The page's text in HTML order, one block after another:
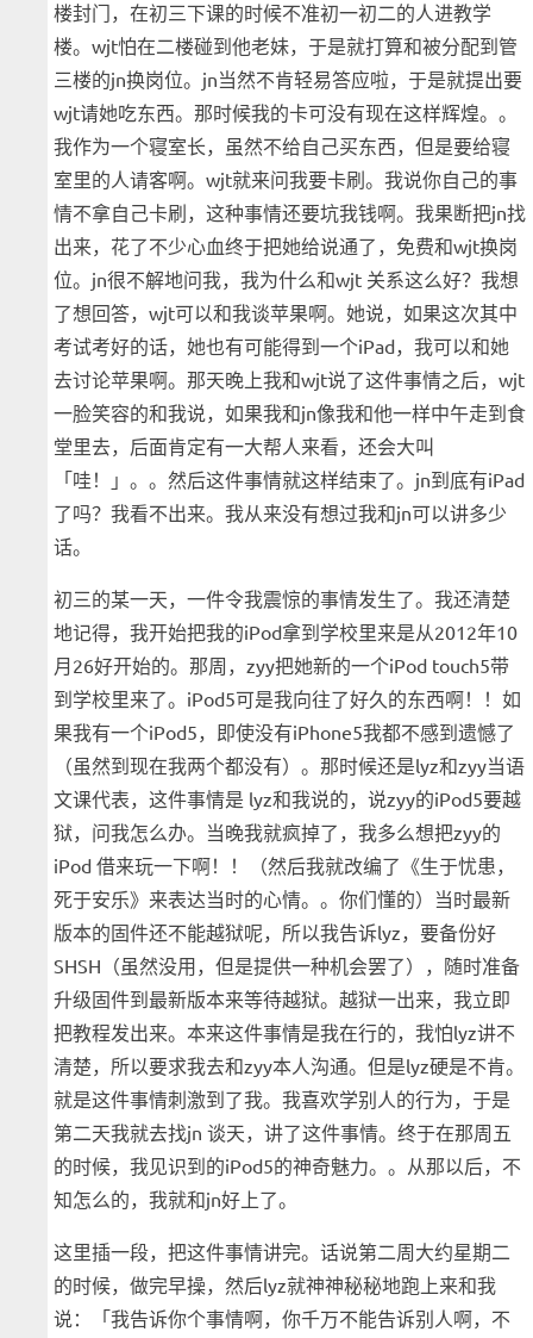
楼封门，在初三下课的时候不准初一初二的人进教学
楼。wjt怕在二楼碰到他老妹，于是就打算和被分配到管
三楼的jn换岗位。jn当然不肯轻易答应啦，于是就提出要
wjt请她吃东西。那时候我的卡可没有现在这样辉煌。。
我作为一个寝室长，虽然不给自己买东西，但是要给寝
室里的人请客啊。wjt就来问我要卡刷。我说你自己的事
情不拿自己卡刷，这种事情还要坑我钱啊。我果断把jn找
出来，花了不少心血终于把她给说通了，免费和wjt换岗
位。jn很不解地问我，我为什么和wjt 关系这么好？我想
了想回答，wjt可以和我谈苹果啊。她说，如果这次其中
考试考好的话，她也有可能得到一个iPad，我可以和她
去讨论苹果啊。那天晚上我和wjt说了这件事情之后，wjt
一脸笑容的和我说，如果我和jn像我和他一样中午走到食
堂里去，后面肯定有一大帮人来看，还会大叫
「哇！」。。然后这件事情就这样结束了。jn到底有iPad
了吗？我看不出来。我从来没有想过我和jn可以讲多少
话。
初三的某一天，一件令我震惊的事情发生了。我还清楚
地记得，我开始把我的iPod拿到学校里来是从2012年10
月26好开始的。那周，zyy把她新的一个iPod touch5带
到学校里来了。iPod5可是我向往了好久的东西啊！！如
果我有一个iPod5，即使没有iPhone5我都不感到遗憾了
（虽然到现在我两个都没有）。那时候还是lyz和zyy当语
文课代表，这件事情是 lyz和我说的，说zyy的iPod5要越
狱，问我怎么办。当晚我就疯掉了，我多么想把zyy的
iPod 借来玩一下啊！！（然后我就改编了《生于忧患，
死于安乐》来表达当时的心情。。你们懂的）当时最新
版本的固件还不能越狱呢，所以我告诉lyz，要备份好
SHSH（虽然没用，但是提供一种机会罢了），随时准备
升级固件到最新版本来等待越狱。越狱一出来，我立即
把教程发出来。本来这件事情是我在行的，我怕lyz讲不
清楚，所以要求我去和zyy本人沟通。但是lyz硬是不肯。
就是这件事情刺激到了我。我喜欢学别人的行为，于是
第二天我就去找jn 谈天，讲了这件事情。终于在那周五
的时候，我见识到的iPod5的神奇魅力。。从那以后，不
知怎么的，我就和jn好上了。
这里插一段，把这件事情讲完。话说第二周大约星期二
的时候，做完早操，然后lyz就神神秘秘地跑上来和我
说：「我告诉你个事情啊，你千万不能告诉别人啊，不